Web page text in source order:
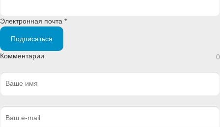
Электронная почта *
Подписаться
Комментарии 0